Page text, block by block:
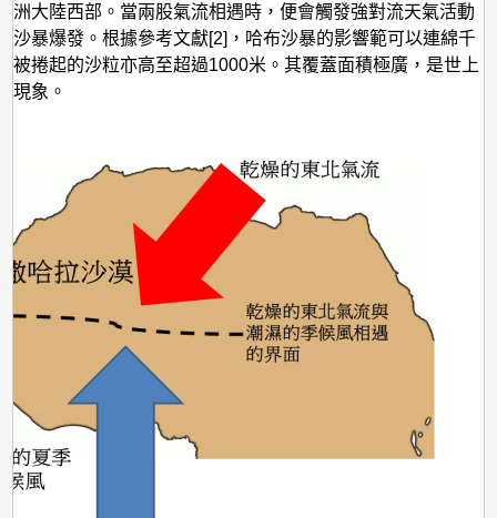
洲大陸西部。當兩股氣流相遇時，便會觸發強對流天氣活動
沙暴爆發。根據參考文獻[2]，哈布沙暴的影響範可以連綿千
被捲起的沙粒亦高至超過1000米。其覆蓋面積極廣，是世上
現象。